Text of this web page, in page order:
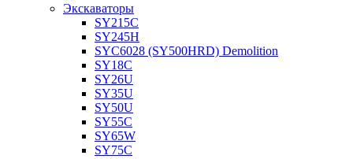
Экскаваторы
SY215C
SY245H
SYC6028 (SY500HRD) Demolition
SY18C
SY26U
SY35U
SY50U
SY55C
SY65W
SY75C